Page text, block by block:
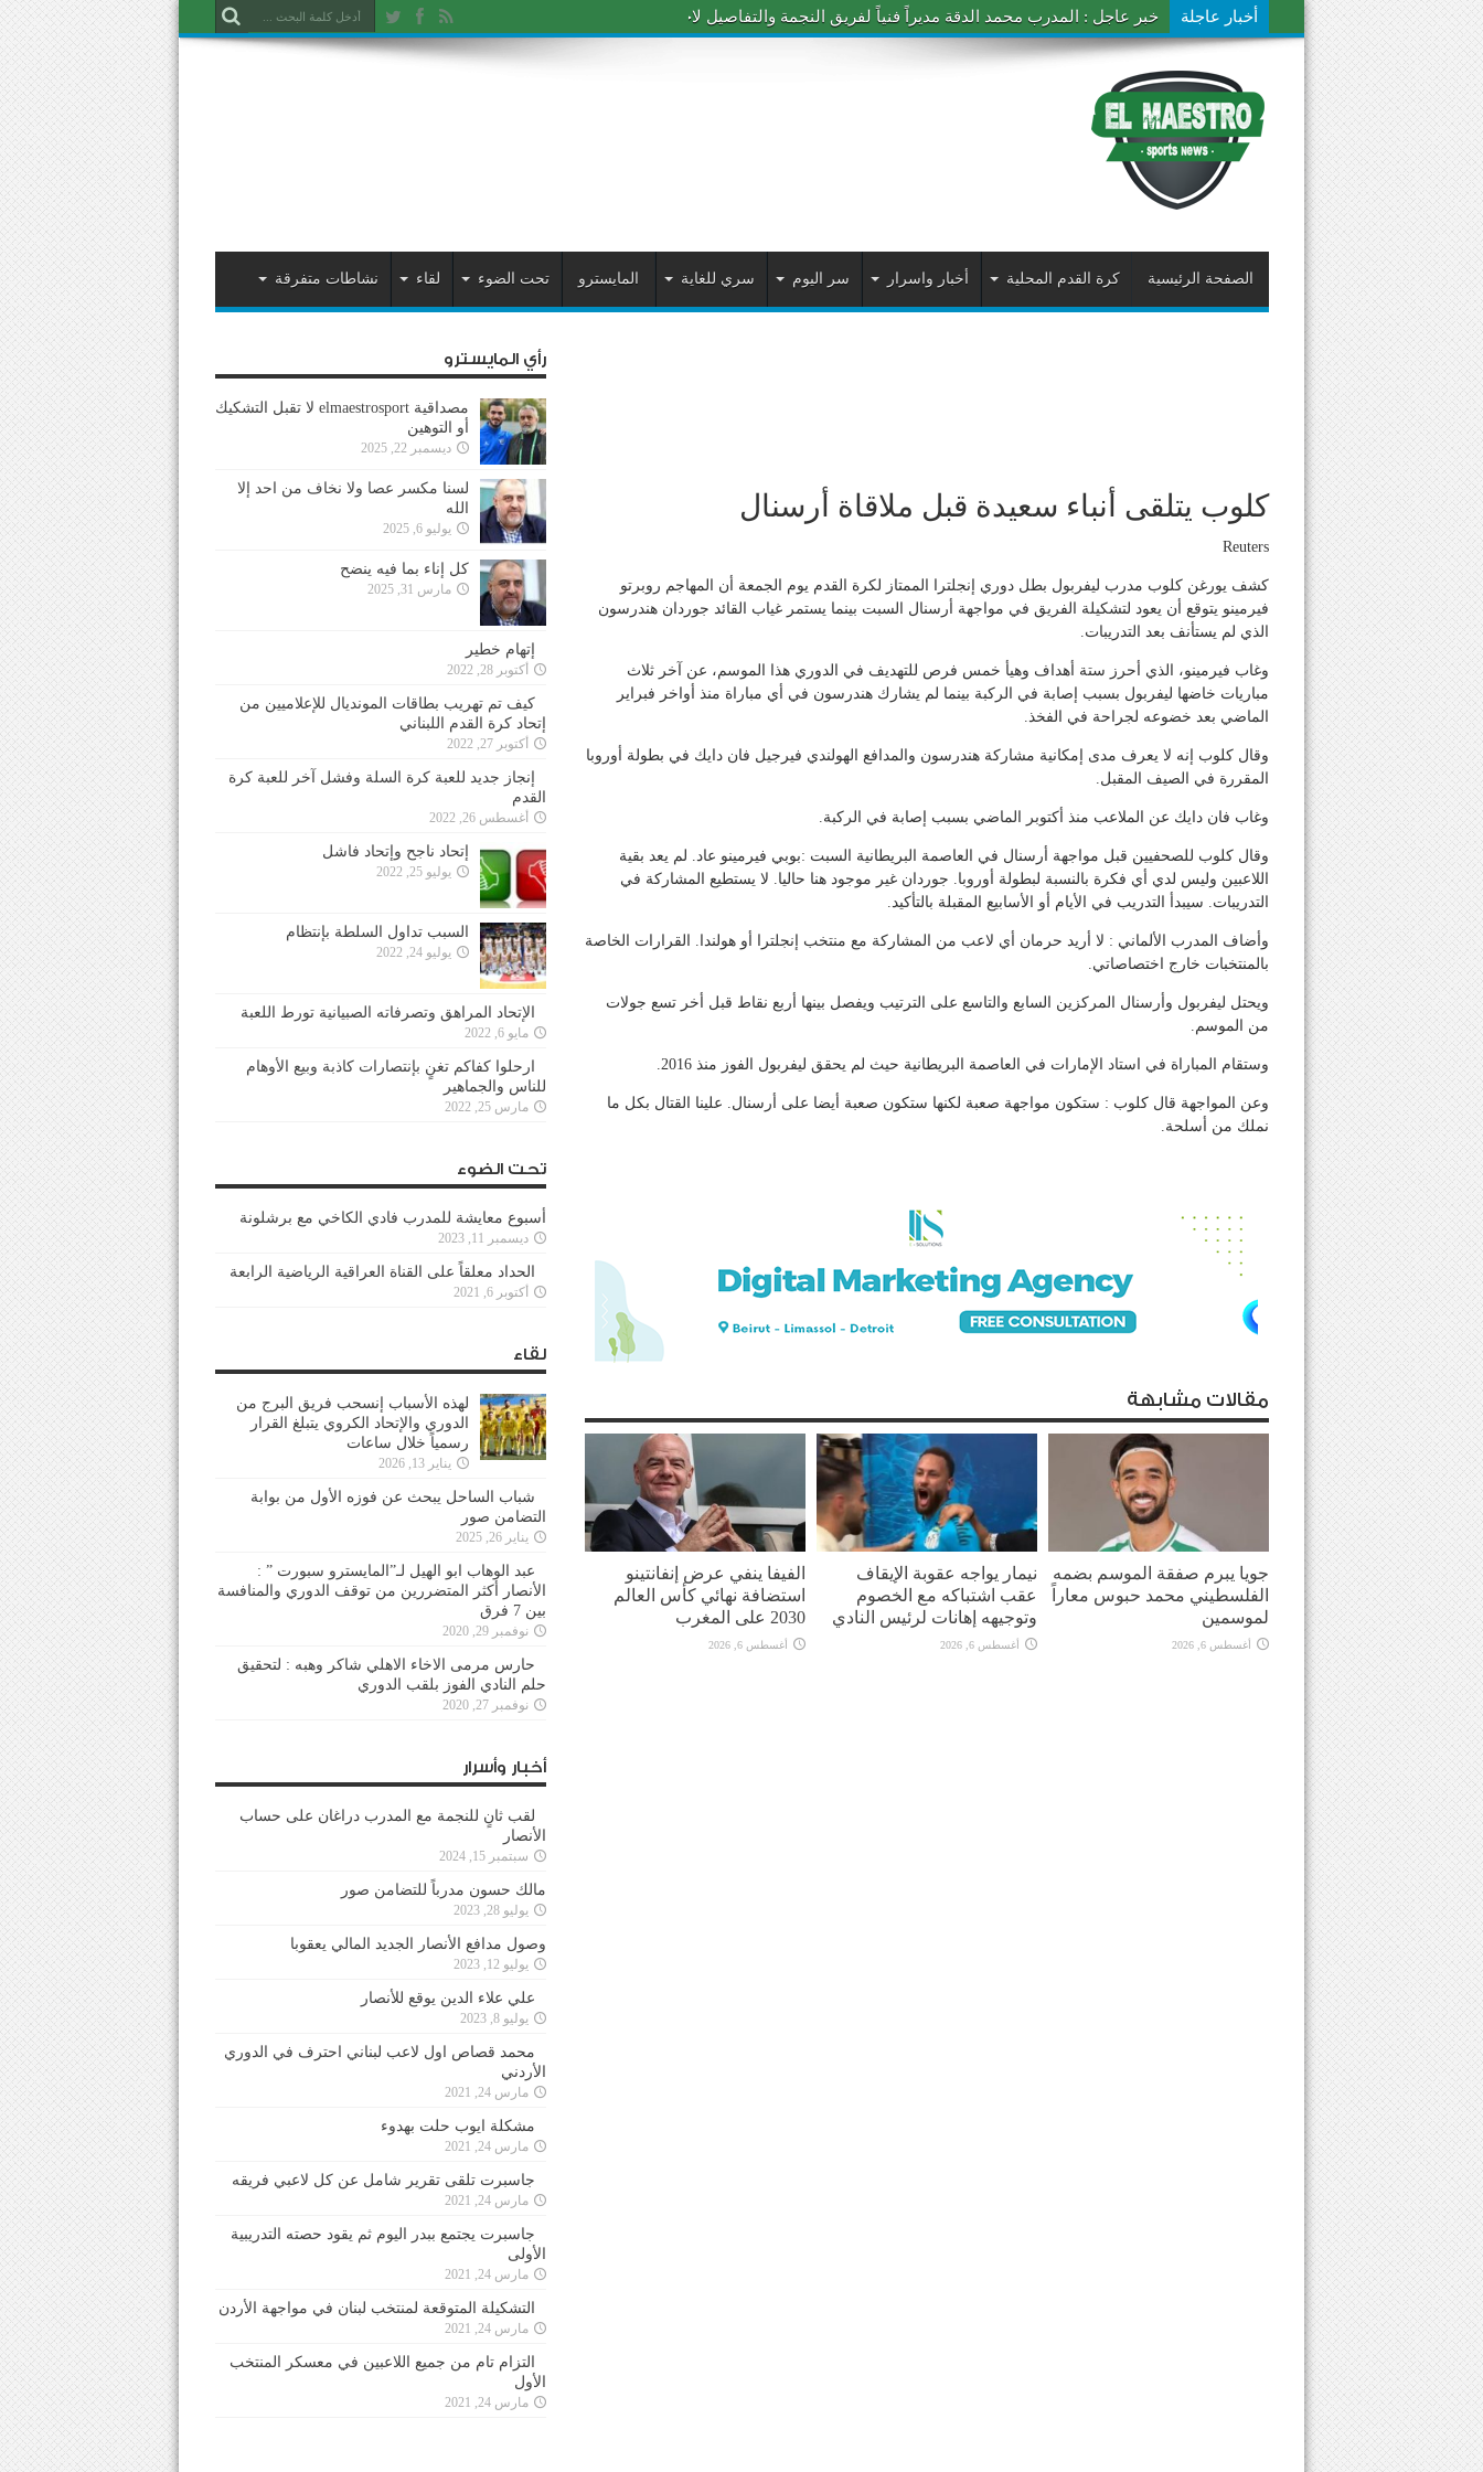
أخبار عاجلة خبر عاجل : المدرب محمد الدقة مديراً فنياً لفريق النجمة والتفاصيل لاحقاً
الصفحة الرئيسية كرة القدم المحلية أخبار واسرار سر اليوم سري للغاية المايسترو تحت الضوء لقاء نشاطات متفرقة
كلوب يتلقى أنباء سعيدة قبل ملاقاة أرسنال
Reuters
كشف يورغن كلوب مدرب ليفربول بطل دوري إنجلترا الممتاز لكرة القدم يوم الجمعة أن المهاجم روبرتو
فيرمينو يتوقع أن يعود لتشكيلة الفريق في مواجهة أرسنال السبت بينما يستمر غياب القائد جوردان هندرسون
الذي لم يستأنف بعد التدريبات.
وغاب فيرمينو، الذي أحرز ستة أهداف وهيأ خمس فرص للتهديف في الدوري هذا الموسم، عن آخر ثلاث
مباريات خاضها ليفربول بسبب إصابة في الركبة بينما لم يشارك هندرسون في أي مباراة منذ أواخر فبراير
الماضي بعد خضوعه لجراحة في الفخذ.
وقال كلوب إنه لا يعرف مدى إمكانية مشاركة هندرسون والمدافع الهولندي فيرجيل فان دايك في بطولة أوروبا
المقررة في الصيف المقبل.
وغاب فان دايك عن الملاعب منذ أكتوبر الماضي بسبب إصابة في الركبة.
وقال كلوب للصحفيين قبل مواجهة أرسنال في العاصمة البريطانية السبت :بوبي فيرمينو عاد. لم يعد بقية
اللاعبين وليس لدي أي فكرة بالنسبة لبطولة أوروبا. جوردان غير موجود هنا حاليا. لا يستطيع المشاركة في
التدريبات. سيبدأ التدريب في الأيام أو الأسابيع المقبلة بالتأكيد.
وأضاف المدرب الألماني : لا أريد حرمان أي لاعب من المشاركة مع منتخب إنجلترا أو هولندا. القرارات الخاصة
بالمنتخبات خارج اختصاصاتي.
ويحتل ليفربول وأرسنال المركزين السابع والتاسع على الترتيب ويفصل بينها أربع نقاط قبل أخر تسع جولات
من الموسم.
وستقام المباراة في استاد الإمارات في العاصمة البريطانية حيث لم يحقق ليفربول الفوز منذ 2016.
وعن المواجهة قال كلوب : ستكون مواجهة صعبة لكنها ستكون صعبة أيضا على أرسنال. علينا القتال بكل ما
نملك من أسلحة.
مقالات مشابهة
جويا يبرم صفقة الموسم بضمه
الفلسطيني محمد حبوس معاراً
لموسمين
أغسطس 6, 2026
نيمار يواجه عقوبة الإيقاف
عقب اشتباكه مع الخصوم
وتوجيهه إهانات لرئيس النادي
أغسطس 6, 2026
الفيفا ينفي عرض إنفانتينو
استضافة نهائي كأس العالم
2030 على المغرب
أغسطس 6, 2026
رأي المايسترو
مصداقية elmaestrosport لا تقبل التشكيك
أو التوهين
ديسمبر 22, 2025
لسنا مكسر عصا ولا نخاف من احد إلا
الله
يوليو 6, 2025
كل إناء بما فيه ينضح
مارس 31, 2025
إتهام خطير
أكتوبر 28, 2022
كيف تم تهريب بطاقات المونديال للإعلاميين من
إتحاد كرة القدم اللبناني
أكتوبر 27, 2022
إنجاز جديد للعبة كرة السلة وفشل آخر للعبة كرة
القدم
أغسطس 26, 2022
إتحاد ناجح وإتحاد فاشل
يوليو 25, 2022
السبب تداول السلطة بإنتظام
يوليو 24, 2022
الإتحاد المراهق وتصرفاته الصبيانية تورط اللعبة
مايو 6, 2022
ارحلوا كفاكم تغنٍ بإنتصارات كاذبة وبيع الأوهام
للناس والجماهير
مارس 25, 2022
تحت الضوء
أسبوع معايشة للمدرب فادي الكاخي مع برشلونة
ديسمبر 11, 2023
الحداد معلقاً على القناة العراقية الرياضية الرابعة
أكتوبر 6, 2021
لقاء
لهذه الأسباب إنسحب فريق البرج من
الدوري والإتحاد الكروي يتبلغ القرار
رسمياً خلال ساعات
يناير 13, 2026
شباب الساحل يبحث عن فوزه الأول من بوابة
التضامن صور
يناير 26, 2025
عبد الوهاب ابو الهيل لـ”المايسترو سبورت ” :
الأنصار أكثر المتضررين من توقف الدوري والمنافسة
بين 7 فرق
نوفمبر 29, 2020
حارس مرمى الاخاء الاهلي شاكر وهبه : لتحقيق
حلم النادي الفوز بلقب الدوري
نوفمبر 27, 2020
أخبار وأسرار
لقب ثانٍ للنجمة مع المدرب دراغان على حساب
الأنصار
سبتمبر 15, 2024
مالك حسون مدرباً للتضامن صور
يوليو 28, 2023
وصول مدافع الأنصار الجديد المالي يعقوبا
يوليو 12, 2023
علي علاء الدين يوقع للأنصار
يوليو 8, 2023
محمد قصاص اول لاعب لبناني احترف في الدوري
الأردني
مارس 24, 2021
مشكلة ايوب حلت بهدوء
مارس 24, 2021
جاسبرت تلقى تقرير شامل عن كل لاعبي فريقه
مارس 24, 2021
جاسبرت يجتمع ببدر اليوم ثم يقود حصته التدريبية
الأولى
مارس 24, 2021
التشكيلة المتوقعة لمنتخب لبنان في مواجهة الأردن
مارس 24, 2021
التزام تام من جميع اللاعبين في معسكر المنتخب
الأول
مارس 24, 2021